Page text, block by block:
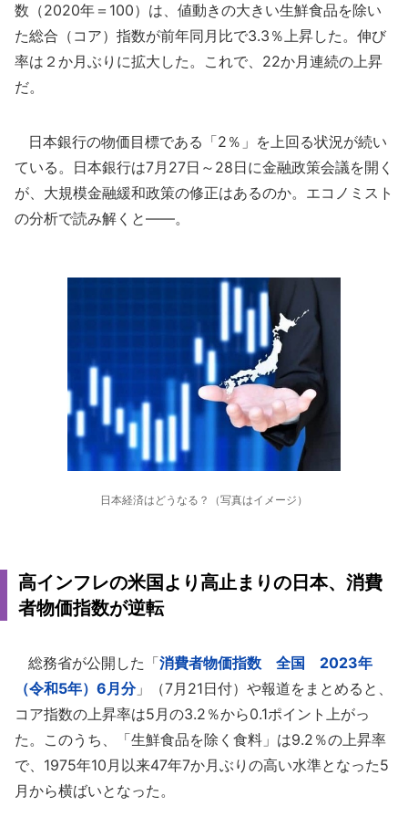
数（2020年＝100）は、値動きの大きい生鮮食品を除い
た総合（コア）指数が前年同月比で3.3％上昇した。伸び
率は２か月ぶりに拡大した。これで、22か月連続の上昇
だ。
日本銀行の物価目標である「2％」を上回る状況が続い
ている。日本銀行は7月27日～28日に金融政策会議を開く
が、大規模金融緩和政策の修正はあるのか。エコノミスト
の分析で読み解くと――。
日本経済はどうなる？（写真はイメージ）
高インフレの米国より高止まりの日本、消費
者物価指数が逆転
総務省が公開した「消費者物価指数 全国 2023年
（令和5年）6月分」（7月21日付）や報道をまとめると、
コア指数の上昇率は5月の3.2％から0.1ポイント上がっ
た。このうち、「生鮮食品を除く食料」は9.2％の上昇率
で、1975年10月以来47年7か月ぶりの高い水準となった5
月から横ばいとなった。